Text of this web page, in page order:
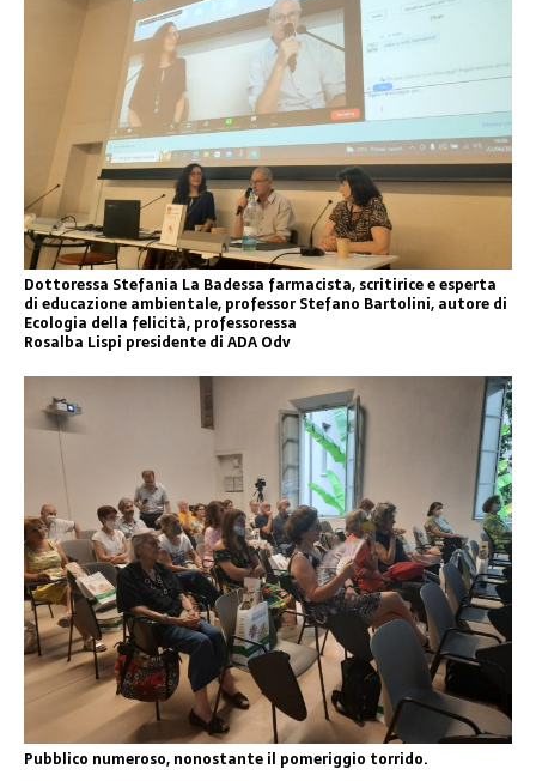
Dottoressa Stefania La Badessa farmacista, scritirice e esperta
di educazione ambientale, professor Stefano Bartolini, autore di
Ecologia della felicità, professoressa
Rosalba Lispi presidente di ADA Odv
Pubblico numeroso, nonostante il pomeriggio torrido.